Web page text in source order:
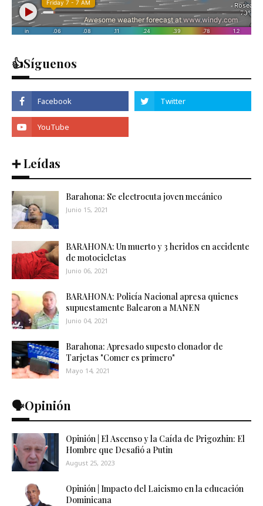
👍Síguenos
➕ Leídas
Barahona: Se electrocuta joven mecánico
Junio 15, 2021
BARAHONA: Un muerto y 3 heridos en accidente
de motocicletas
Junio 06, 2021
BARAHONA: Policía Nacional apresa quienes
supuestamente Balearon a MANEN
Junio 04, 2021
Barahona: Apresado supesto clonador de
Tarjetas "Comer es primero"
Mayo 14, 2021
🗣️Opinión
Opinión | El Ascenso y la Caída de Prigozhin: El
Hombre que Desafió a Putin
August 25, 2023
Opinión | Impacto del Laicismo en la educación
Dominicana